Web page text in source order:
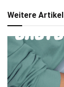
Weitere Artikel